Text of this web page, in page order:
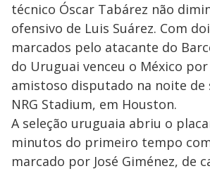
técnico Óscar Tabárez não
ofensivo de Luis Suárez. Com
marcados pelo atacante do
do Uruguai venceu o México por
amistoso disputado na noite de
NRG Stadium, em Houston.
A seleção uruguaia abriu o
minutos do primeiro tempo
marcado por José Giménez, de